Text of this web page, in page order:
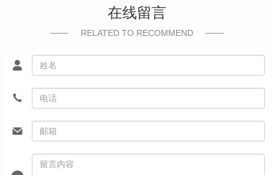
在线留言
RELATED TO RECOMMEND